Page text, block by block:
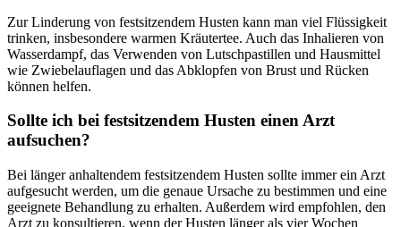
Zur Linderung von festsitzendem Husten kann man viel Flüssigkeit
trinken, insbesondere warmen Kräutertee. Auch das Inhalieren von
Wasserdampf, das Verwenden von Lutschpastillen und Hausmittel
wie Zwiebelauflagen und das Abklopfen von Brust und Rücken
können helfen.
Sollte ich bei festsitzendem Husten einen Arzt
aufsuchen?
Bei länger anhaltendem festsitzendem Husten sollte immer ein Arzt
aufgesucht werden, um die genaue Ursache zu bestimmen und eine
geeignete Behandlung zu erhalten. Außerdem wird empfohlen, den
Arzt zu konsultieren, wenn der Husten länger als vier Wochen